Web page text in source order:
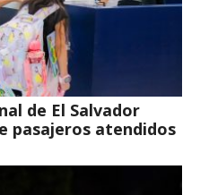
de El Salvador
pasajeros atendidos